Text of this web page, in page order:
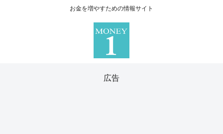
お金を増やすための情報サイト
広告